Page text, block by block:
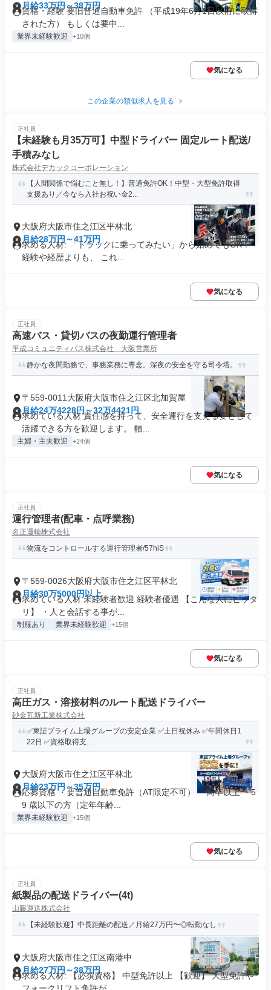
月給33万円～38万円
資格・経験 要旧普通自動車免許 （平成19年6月1日以前に取得
された方） もしくは要中...
業界未経験歓迎 +10個
気になる
この企業の類似求人を見る
正社員
【未経験も月35万可】中型ドライバー 固定ルート配送/
手積みなし
株式会社デカックコーポレーション
【人間関係で悩むこと無し！】普通免許OK！中型・大型免許取得
支援あり／今なら入社お祝い金2...
大阪府大阪市住之江区平林北
月給28万円～41万円
求める人材: 「トラックに乗ってみたい」から始めてもOK！
経験や経歴よりも、 これ...
気になる
正社員
高速バス・貸切バスの夜勤運行管理者
平成コミュニティバス株式会社 大阪営業所
静かな夜間勤務で、事務業務に専念。深夜の安全を守る司令塔。
〒559-0011大阪府大阪市住之江区北加賀屋
月給24万4228円～32万4421円
求めている人材 責任感を持って、安全運行を支える要として
活躍できる方を歓迎します。 幅...
主婦・主夫歓迎 +24個
気になる
正社員
運行管理者(配車・点呼業務)
名正運輸株式会社
物流をコントロールする運行管理者/57hiS
〒559-0026大阪府大阪市住之江区平林北
月給30万5000円以上
求めている人材 未経験者歓迎 経験者優遇 【こんな人にピッタ
リ】 ・人と会話する事が...
制服あり 業界未経験歓迎 +15個
気になる
正社員
高圧ガス・溶接材料のルート配送ドライバー
砂金瓦斯工業株式会社
✅東証プライム上場グループの安定企業 ✅土日祝休み ✅年間休日1
22日 ✅資格取得支...
大阪府大阪市住之江区平林北
月給23万円～35万円
応募資格 ・要普通自動車免許（AT限定不可） ・高卒以上 ・5
9 歳以下の方（定年年齢...
業界未経験歓迎 +15個
気になる
正社員
紙製品の配送ドライバー(4t)
山藤運送株式会社
【未経験歓迎】中長距離の配送／月給27万円〜◎転勤なし
大阪府大阪市住之江区南港中
月給27万円～38万円
求める人材: 【必須資格】 中型免許以上 【歓迎】 大型免許や